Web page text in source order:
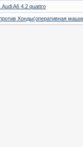
Audi A6 4.2 quattro
Хонды(оперативная